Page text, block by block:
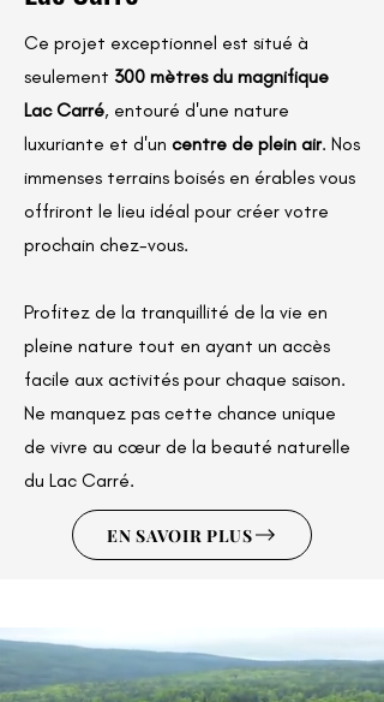
Ce projet exceptionnel est situé à
seulement 300 mètres du magnifique
Lac Carré, entouré d'une nature
luxuriante et d'un centre de plein air. Nos
immenses terrains boisés en érables vous
offriront le lieu idéal pour créer votre
prochain chez-vous.
Profitez de la tranquillité de la vie en
pleine nature tout en ayant un accès
facile aux activités pour chaque saison.
Ne manquez pas cette chance unique
de vivre au cœur de la beauté naturelle
du Lac Carré.
EN SAVOIR PLUS